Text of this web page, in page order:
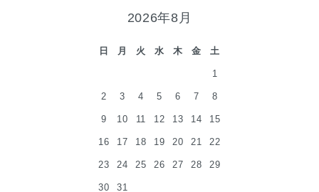
2026年8月
日 月 火 水 木 金 土
1
2 3 4 5 6 7 8
9 10 11 12 13 14 15
16 17 18 19 20 21 22
23 24 25 26 27 28 29
30 31